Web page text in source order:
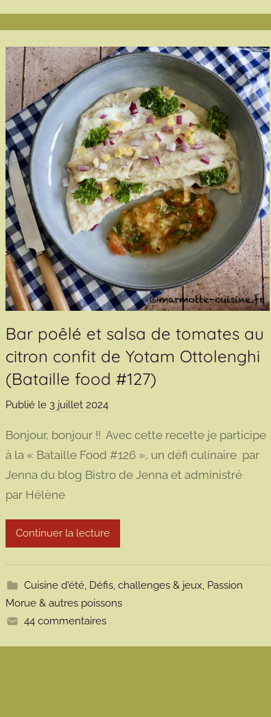
Bar poêlé et salsa de tomates au
citron confit de Yotam Ottolenghi
(Bataille food #127)
Publié le 3 juillet 2024p
r
m
a
o
t
e
Bonjour, bonjour !! Avec cette recette je participe
à la « Bataille Food #126 », un défi culinaire par
Jenna du blog Bistro de Jenna et administré
par Hélène
Continuer la lecture
Cuisine d'été, Défis, challenges & jeux, Passion
Morue & autres poissons
44 commentaires